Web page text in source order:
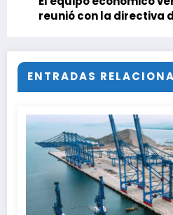
reunió con la directiva
ENTRADAS